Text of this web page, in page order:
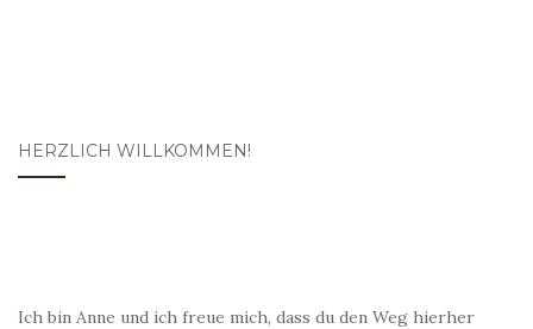
HERZLICH WILLKOMMEN!
Ich bin Anne und ich freue mich, dass du den Weg hierher